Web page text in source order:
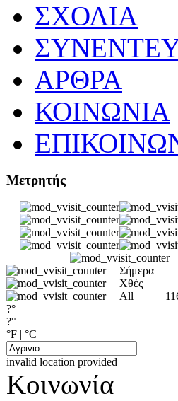
ΣΧΟΛΙΑ
ΑΡΘΡΑ
ΚΟΙΝΩΝΙΑ
Μετρητής
Σήμερα
Χθές
All
?°
?°
°F | °C
invalid location provided
Κοινωνία